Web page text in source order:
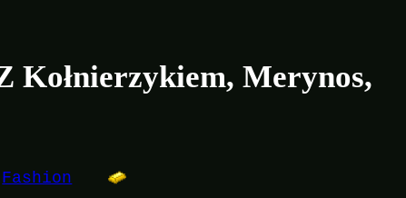
Kołnierzykiem, Merynos,
Fashion